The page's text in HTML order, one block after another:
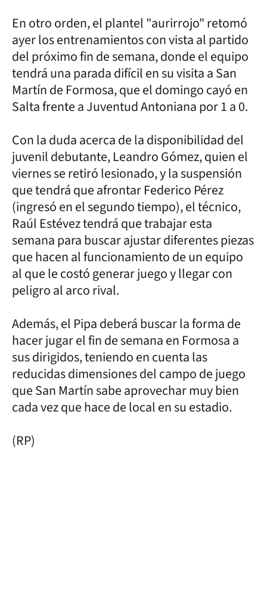
En otro orden, el plantel "aurirrojo" retomó
ayer los entrenamientos con vista al partido
del próximo fin de semana, donde el equipo
tendrá una parada difícil en su visita a San
Martín de Formosa, que el domingo cayó en
Salta frente a Juventud Antoniana por 1 a 0.
Con la duda acerca de la disponibilidad del
juvenil debutante, Leandro Gómez, quien el
viernes se retiró lesionado, y la suspensión
que tendrá que afrontar Federico Pérez
(ingresó en el segundo tiempo), el técnico,
Raúl Estévez tendrá que trabajar esta
semana para buscar ajustar diferentes piezas
que hacen al funcionamiento de un equipo
al que le costó generar juego y llegar con
peligro al arco rival.
Además, el Pipa deberá buscar la forma de
hacer jugar el fin de semana en Formosa a
sus dirigidos, teniendo en cuenta las
reducidas dimensiones del campo de juego
que San Martín sabe aprovechar muy bien
cada vez que hace de local en su estadio.
(RP)